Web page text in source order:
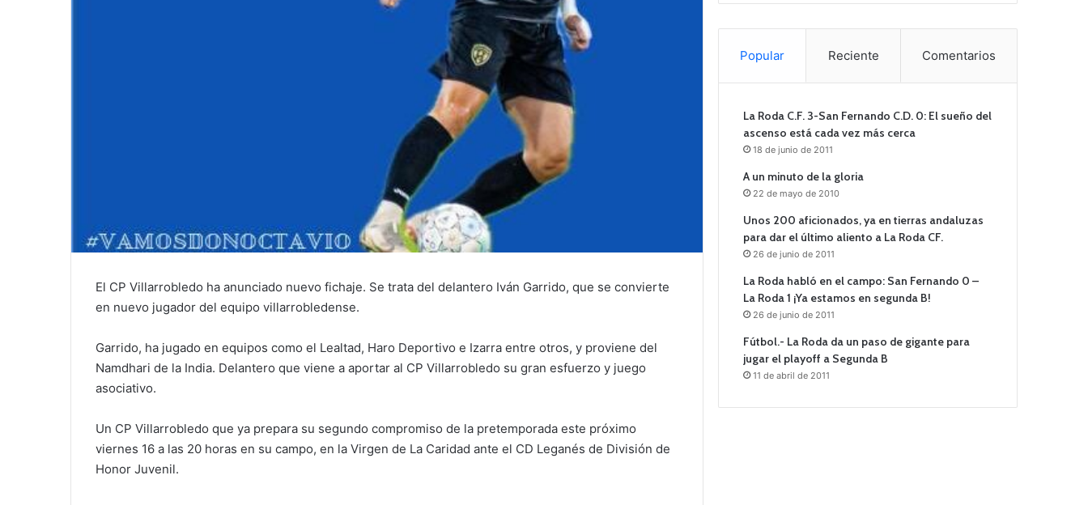
El CP Villarrobledo ha anunciado nuevo fichaje. Se trata del delantero Iván Garrido, que se convierte
en nuevo jugador del equipo villarrobledense.
Garrido, ha jugado en equipos como el Lealtad, Haro Deportivo e Izarra entre otros, y proviene del
Namdhari de la India. Delantero que viene a aportar al CP Villarrobledo su gran esfuerzo y juego
asociativo.
Un CP Villarrobledo que ya prepara su segundo compromiso de la pretemporada este próximo
viernes 16 a las 20 horas en su campo, en la Virgen de La Caridad ante el CD Leganés de División de
Honor Juvenil.
Popular Reciente Comentarios
La Roda C.F. 3-San Fernando C.D. 0: El sueño del
ascenso está cada vez más cerca
18 de junio de 2011
A un minuto de la gloria
22 de mayo de 2010
Unos 200 aficionados, ya en tierras andaluzas
para dar el último aliento a La Roda CF.
26 de junio de 2011
La Roda habló en el campo: San Fernando 0 –
La Roda 1 ¡Ya estamos en segunda B!
26 de junio de 2011
Fútbol.- La Roda da un paso de gigante para
jugar el playoff a Segunda B
11 de abril de 2011